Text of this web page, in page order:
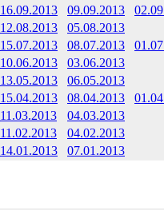
16.09.2013 09.09.2013
12.08.2013
05.08.2013
15.07.2013 08.07.2013
10.06.2013
03.06.2013
13.05.2013
06.05.2013
15.04.2013 08.04.2013
11.03.2013
04.03.2013
11.02.2013
04.02.2013
14.01.2013 07.01.2013